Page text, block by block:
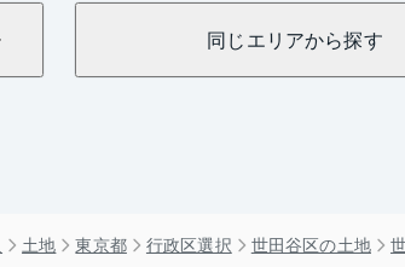
同じエリアから探す
土地 東京都 行政区選択 世田谷区の土地